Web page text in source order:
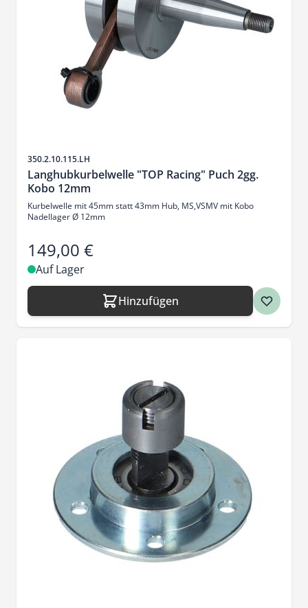
Artikelnr.
350.2.10.115.LH
Langhubkurbelwelle "TOP Racing" Puch 2gg.
Kobo 12mm
Kurbelwelle mit 45mm statt 43mm Hub, MS,VSMV mit Kobo
Nadellager Ø 12mm
149,00 €
Auf Lager
Hinzufügen